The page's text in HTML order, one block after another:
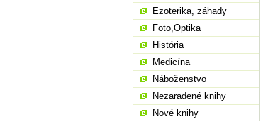
Ezoterika, záhady
Foto,Optika
História
Medicína
Náboženstvo
Nezaradené knihy
Nové knihy